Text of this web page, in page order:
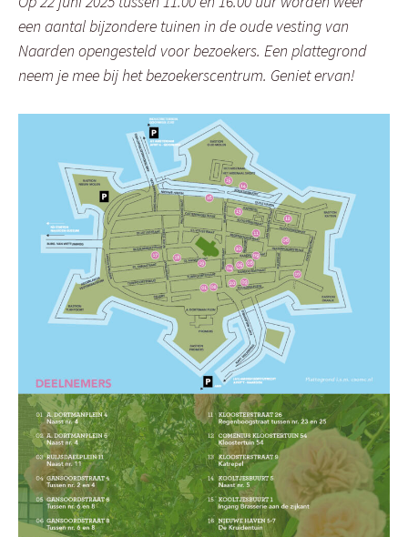
een aantal bijzondere tuinen in de oude vesting van
Naarden opengesteld voor bezoekers. Een plattegrond
neem je mee bij het bezoekerscentrum. Geniet ervan!